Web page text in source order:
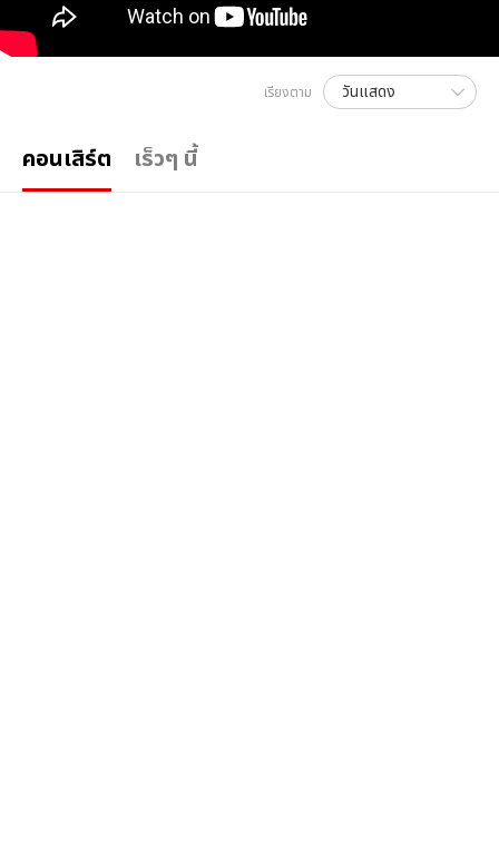
เรียงตาม
คอนเสิร์ต เร็วๆ นี้